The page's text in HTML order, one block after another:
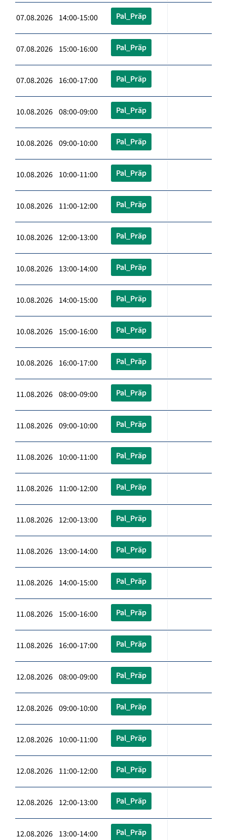
07.08.2026 14:00-15:00 Pal_Präp
07.08.2026 15:00-16:00 Pal_Präp
07.08.2026 16:00-17:00 Pal_Präp
10.08.2026 08:00-09:00 Pal_Präp
10.08.2026 09:00-10:00 Pal_Präp
10.08.2026 10:00-11:00 Pal_Präp
10.08.2026 11:00-12:00 Pal_Präp
10.08.2026 12:00-13:00 Pal_Präp
10.08.2026 13:00-14:00 Pal_Präp
10.08.2026 14:00-15:00 Pal_Präp
10.08.2026 15:00-16:00 Pal_Präp
10.08.2026 16:00-17:00 Pal_Präp
11.08.2026 08:00-09:00 Pal_Präp
11.08.2026 09:00-10:00 Pal_Präp
11.08.2026 10:00-11:00 Pal_Präp
11.08.2026 11:00-12:00 Pal_Präp
11.08.2026 12:00-13:00 Pal_Präp
11.08.2026 13:00-14:00 Pal_Präp
11.08.2026 14:00-15:00 Pal_Präp
11.08.2026 15:00-16:00 Pal_Präp
11.08.2026 16:00-17:00 Pal_Präp
12.08.2026 08:00-09:00 Pal_Präp
12.08.2026 09:00-10:00 Pal_Präp
12.08.2026 10:00-11:00 Pal_Präp
12.08.2026 11:00-12:00 Pal_Präp
12.08.2026 12:00-13:00 Pal_Präp
12.08.2026 13:00-14:00 Pal_Präp